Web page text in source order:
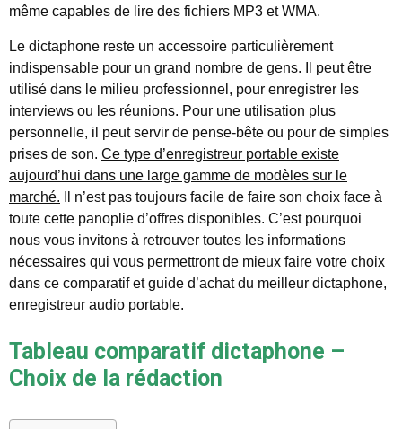
même capables de lire des fichiers MP3 et WMA.
Le dictaphone reste un accessoire particulièrement
indispensable pour un grand nombre de gens. Il peut être
utilisé dans le milieu professionnel, pour enregistrer les
interviews ou les réunions. Pour une utilisation plus
personnelle, il peut servir de pense-bête ou pour de simples
prises de son. Ce type d’enregistreur portable existe
aujourd’hui dans une large gamme de modèles sur le
marché. Il n’est pas toujours facile de faire son choix face à
toute cette panoplie d’offres disponibles. C’est pourquoi
nous vous invitons à retrouver toutes les informations
nécessaires qui vous permettront de mieux faire votre choix
dans ce comparatif et guide d’achat du meilleur dictaphone,
enregistreur audio portable.
Tableau comparatif dictaphone –
Choix de la rédaction